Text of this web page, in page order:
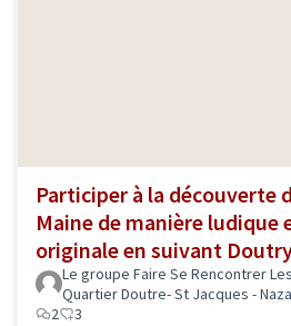
Participer à la découverte
Maine de manière ludique
originale en suivant
Le groupe Faire Se Rencontrer
Quartier Doutre- St Jacques -
2
3